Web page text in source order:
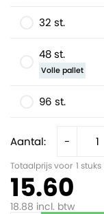
Aantal: -
Totaalprijs voor 1 stuks
15.60
18.88 incl. btw
32 st.
48 st.
Volle pallet
96 st.